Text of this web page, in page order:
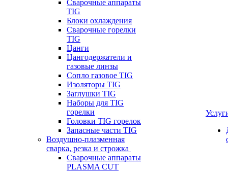
Сварочные аппараты
TIG
Блоки охлаждения
Сварочные горелки
TIG
Цанги
Цангодержатели и
газовые линзы
Сопло газовое TIG
Изоляторы TIG
Заглушки TIG
Наборы для TIG
горелки
Головки TIG горелок
Запасные части TIG
Воздушно-плазменная
сварка, резка и строжка
Сварочные аппараты
PLASMA CUT